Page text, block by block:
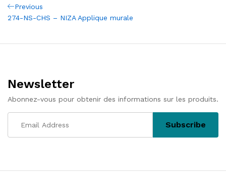
Navigation
l’article
Previous
Post
Previous
274-NS-CHS – NIZA Applique murale
Newsletter
Abonnez-vous pour obtenir des informations sur les produits.